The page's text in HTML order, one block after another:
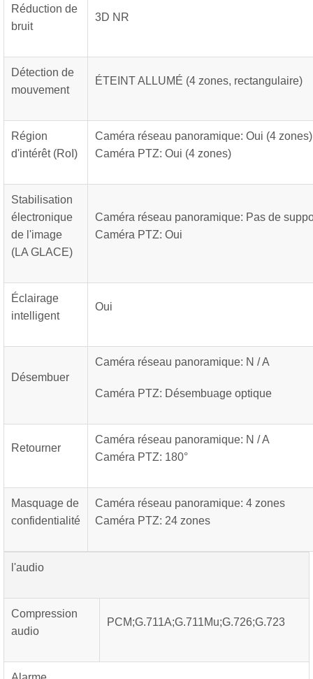
Réduction de
bruit
3D NR
Détection de
mouvement
ÉTEINT ALLUMÉ (4 zones, rectangulaire)
Région
d'intérêt (RoI)
Caméra réseau panoramique: Oui (4 zones)
Caméra PTZ: Oui (4 zones)
Stabilisation
électronique
de l'image
(LA GLACE)
Caméra réseau panoramique: Pas de
Caméra PTZ: Oui
Éclairage
intelligent
Oui
Désembuer
Caméra réseau panoramique: N / A
Caméra PTZ: Désembuage optique
Retourner
Caméra réseau panoramique: N / A
Caméra PTZ: 180°
Masquage de
confidentialité
Caméra réseau panoramique: 4 zones
Caméra PTZ: 24 zones
l'audio
Compression
audio
PCM;G.711A;G.711Mu;G.726;G.723